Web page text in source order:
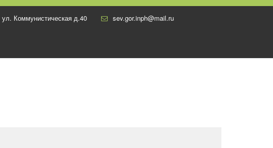
ул. Коммунистическая д.40 sev.gor.inph@mail.ru